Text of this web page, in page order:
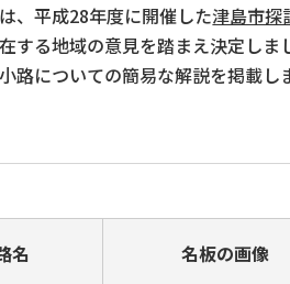
、平成28年度に開催した津島市探
する地域の意見を踏まえ決定しま
路についての簡易な解説を掲載し
名 名板の画像